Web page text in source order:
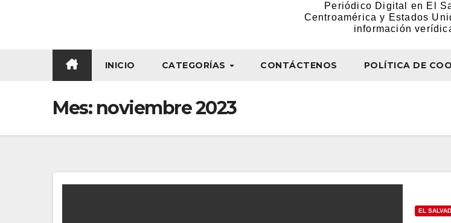
Periódico Digital en El
Centroamérica y Estados
información
INICIO CATEGORÍAS CONTÁCTENOS POLÍTICA DE
Mes: noviembre 2023
EL